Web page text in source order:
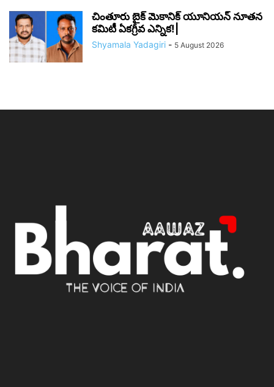
చింతూరు బైక్ మెకానిక్ యూనియన్ నూతన
కమిటీ ఏకగ్రీవ ఎన్నిక!|
Shyamala Yadagiri - 5 August 2026